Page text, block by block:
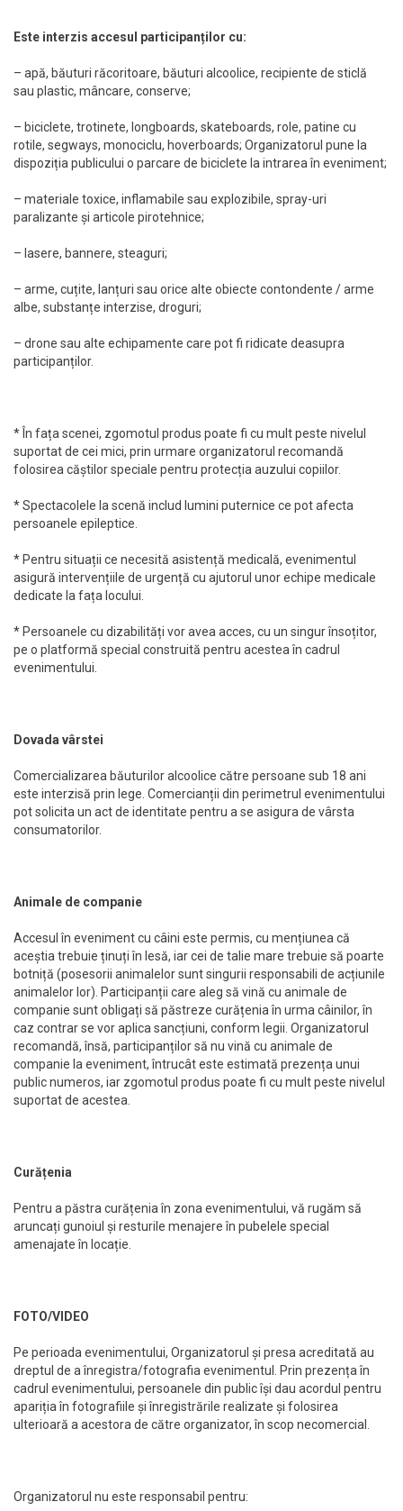
Este interzis accesul participanților cu:
– apă, băuturi răcoritoare, băuturi alcoolice, recipiente de sticlă
sau plastic, mâncare, conserve;
– biciclete, trotinete, longboards, skateboards, role, patine cu
rotile, segways, monociclu, hoverboards; Organizatorul pune la
dispoziția publicului o parcare de biciclete la intrarea în eveniment;
– materiale toxice, inflamabile sau explozibile, spray-uri
paralizante și articole pirotehnice;
– lasere, bannere, steaguri;
– arme, cuțite, lanțuri sau orice alte obiecte contondente / arme
albe, substanțe interzise, droguri;
– drone sau alte echipamente care pot fi ridicate deasupra
participanților.
* În fața scenei, zgomotul produs poate fi cu mult peste nivelul
suportat de cei mici, prin urmare organizatorul recomandă
folosirea căștilor speciale pentru protecția auzului copiilor.
* Spectacolele la scenă includ lumini puternice ce pot afecta
persoanele epileptice.
* Pentru situații ce necesită asistență medicală, evenimentul
asigură intervențiile de urgență cu ajutorul unor echipe medicale
dedicate la fața locului.
* Persoanele cu dizabilități vor avea acces, cu un singur însoțitor,
pe o platformă special construită pentru acestea în cadrul
evenimentului.
Dovada vârstei
Comercializarea băuturilor alcoolice către persoane sub 18 ani
este interzisă prin lege. Comercianții din perimetrul evenimentului
pot solicita un act de identitate pentru a se asigura de vârsta
consumatorilor.
Animale de companie
Accesul în eveniment cu câini este permis, cu mențiunea că
aceștia trebuie ținuți în lesă, iar cei de talie mare trebuie să poarte
botniță (posesorii animalelor sunt singurii responsabili de acțiunile
animalelor lor). Participanții care aleg să vină cu animale de
companie sunt obligați să păstreze curățenia în urma câinilor, în
caz contrar se vor aplica sancțiuni, conform legii. Organizatorul
recomandă, însă, participanților să nu vină cu animale de
companie la eveniment, întrucât este estimată prezența unui
public numeros, iar zgomotul produs poate fi cu mult peste nivelul
suportat de acestea.
Curățenia
Pentru a păstra curățenia în zona evenimentului, vă rugăm să
aruncați gunoiul și resturile menajere în pubelele special
amenajate în locație.
FOTO/VIDEO
Pe perioada evenimentului, Organizatorul și presa acreditată au
dreptul de a înregistra/fotografia evenimentul. Prin prezența în
cadrul evenimentului, persoanele din public își dau acordul pentru
apariția în fotografiile și înregistrările realizate și folosirea
ulterioară a acestora de către organizator, în scop necomercial.
Organizatorul nu este responsabil pentru: